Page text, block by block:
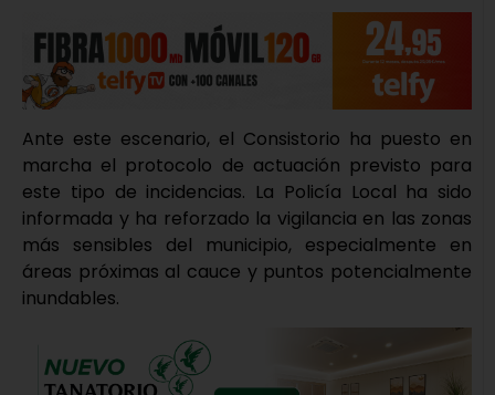
Ante este escenario, el Consistorio ha puesto en
marcha el protocolo de actuación previsto para
este tipo de incidencias. La Policía Local ha sido
informada y ha reforzado la vigilancia en las zonas
más sensibles del municipio, especialmente en
áreas próximas al cauce y puntos potencialmente
inundables.